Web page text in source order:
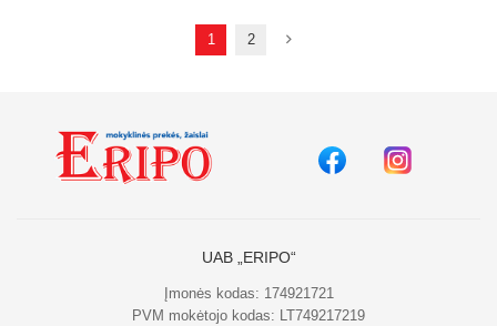
1 2
UAB „ERIPO“
Įmonės kodas: 174921721
PVM mokėtojo kodas: LT749217219